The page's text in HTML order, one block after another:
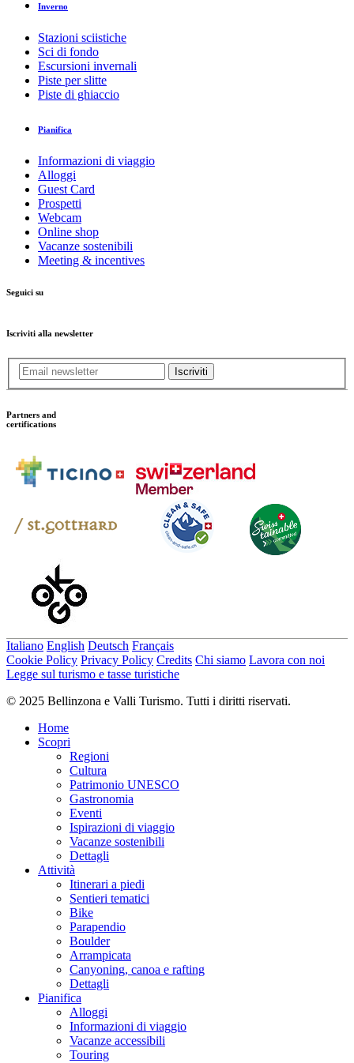
Inverno
Stazioni sciistiche
Sci di fondo
Escursioni invernali
Piste per slitte
Piste di ghiaccio
Pianifica
Informazioni di viaggio
Alloggi
Guest Card
Prospetti
Webcam
Online shop
Vacanze sostenibili
Meeting & incentives
Seguici su
Iscriviti alla newsletter
Iscriviti
Partners and
certifications
Italiano English Deutsch Français
Cookie Policy Privacy Policy Credits Chi siamo Lavora con noi
Legge sul turismo e tasse turistiche
© 2025 Bellinzona e Valli Turismo. Tutti i diritti riservati.
Home
Scopri
Regioni
Cultura
Patrimonio UNESCO
Gastronomia
Eventi
Ispirazioni di viaggio
Vacanze sostenibili
Dettagli
Attività
Itinerari a piedi
Sentieri tematici
Bike
Parapendio
Boulder
Arrampicata
Canyoning, canoa e rafting
Dettagli
Pianifica
Alloggi
Informazioni di viaggio
Vacanze accessibili
Touring